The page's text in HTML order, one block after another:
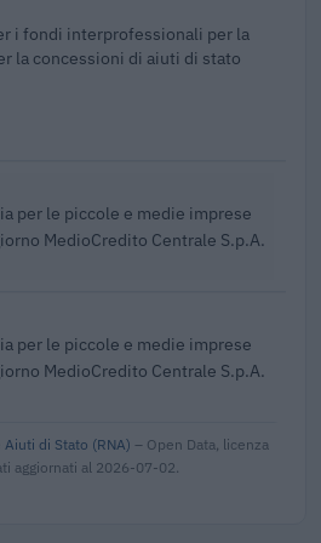
i fondi interprofessionali per la
la concessioni di aiuti di stato
per le piccole e medie imprese
MedioCredito Centrale S.p.A.
per le piccole e medie imprese
MedioCredito Centrale S.p.A.
di Stato (RNA) – Open Data, licenza
aggiornati al 2026-07-02.